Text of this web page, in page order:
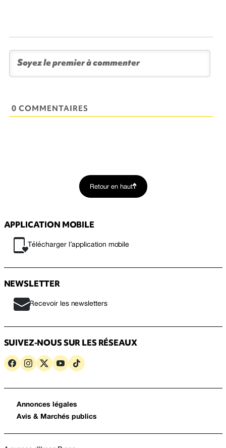
0 COMMENTAIRES
Retour en haut
APPLICATION MOBILE
Télécharger l’application mobile
NEWSLETTER
Recevoir les newsletters
SUIVEZ-NOUS SUR LES RÉSEAUX
Annonces légales
Avis & Marchés publics